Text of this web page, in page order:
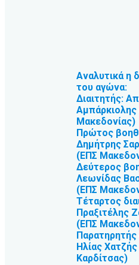
Αναλυτικά η
του αγώνα:
Διαιτητής:
Μακεδονίας)
Πρώτος
Δημήτρης
(ΕΠΣ
Δεύτερος
Λεωνίδας
(ΕΠΣ
Τέταρτος
Πραξιτέλης
(ΕΠΣ
Παρατηρητής
Ηλίας
Καρδίτσας)